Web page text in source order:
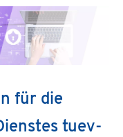
für die
tuev-